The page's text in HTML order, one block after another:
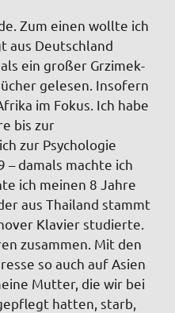
Zum einen wollte ich
aus Deutschland
ein großer Grzimek-
gelesen. Insofern
im Fokus. Ich habe
bis zur
zur Psychologie
damals machte ich
ich meinen 8 Jahre
aus Thailand stammt
Klavier studierte.
zusammen. Mit den
so auch auf Asien
Mutter, die wir bei
hatten, starb,